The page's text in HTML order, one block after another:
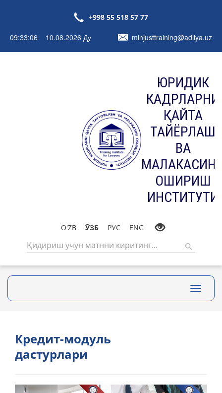
+998 55 518 57 77
09:33:06 10.08.2026 Ду minjusttraining@adliya.uz
ЮРИДИК
КАДРЛАРНИ
ҚАЙТА
ТАЙЁРЛАШ
ВА
ОШИРИШ
ИНСТИТУТИ
O'ZB ЎЗБ РУС ENG
Toggle
Кредит-модуль
дастурлари